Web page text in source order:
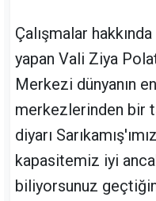
Çalışmalar
yapan Vali Ziya
Merkezi dünyanın
merkezlerinden bir
diyarı
kapasitemiz iyi
biliyorsunuz